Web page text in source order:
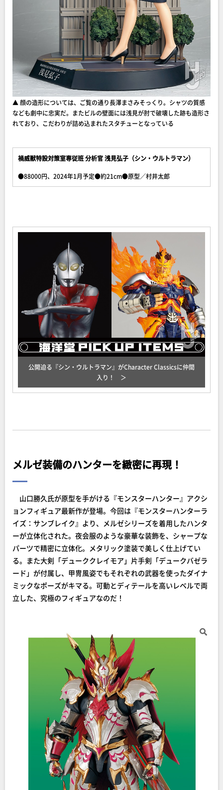
▲ 顔の造形については、ご覧の通り長澤まさみそっくり。シャツの質感
なども劇中に忠実だ。またビルの壁面には浅見が肘で破壊した跡も造形さ
れており、こだわりが詰め込まれたスタチューとなっている
禍威獣特設対策室専従班 分析官 浅見弘子（シン・ウルトラマン）
●88000円、2024年1月予定●約21cm●原型／村井太郎
公開迫る『シン・ウルトラマン』がCharacter Classicsに仲間
入り！
メルゼ装備のハンターを緻密に再現！
山口勝久氏が原型を手がける『モンスターハンター』アクシ
ョンフィギュア最新作が登場。今回は『モンスターハンターラ
イズ：サンブレイク』より、メルゼシリーズを着用したハンタ
ーが立体化された。夜会服のような豪華な装飾を、シャープな
パーツで精密に立体化。メタリック塗装で美しく仕上げてい
る。また大剣「デューククレイモア」片手剣「デュークバゼラ
ード」が付属し、甲冑風姿でもそれぞれの武器を使ったダイナ
ミックなポーズがキマる。可動とディテールを高いレベルで両
立した、究極のフィギュアなのだ！